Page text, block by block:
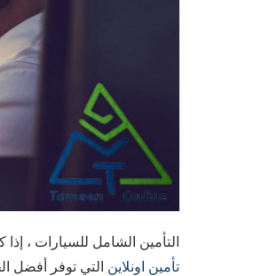
التأمين الشامل للسيارات ،
تأمين اونلاين التي توفر أفضل